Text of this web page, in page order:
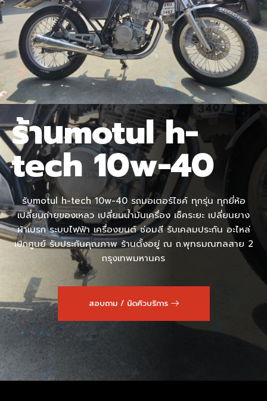
ร้านmotul h-
tech 10w-40
รับmotul h-tech 10w-40 รถมอเตอร์ไซค์ ทุกรุ่น ทุกยี่ห้อ
เปลี่ยนถ่ายของเหลว เปลี่ยนน้ำมันเครื่อง เช็คระยะ เปลี่ยนยาง
ผ้าเบรก ระบบไฟฟ้า เครื่องยนต์ ซ่อมสี รับเคลมประกัน อะไหล่
เบิกศูนย์ รับประกันคุณภาพ ร้านตั้งอยู่ ณ ถ.พุทธมณฑลสาย 2
กรุงเทพมหานคร
สอบถาม / นัดคิวบริการ